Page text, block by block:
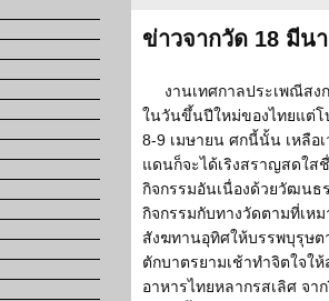
ข่าวจากวัด 18 มีน
งานเทศกาลประเพณีสง
ในวันขึ้นปีใหม่ของไทยแต่
8-9 เมษายน ศกนี้นั้น เหลือ
แดนก็จะได้เริงสราญสดใ
กิจกรรมอันเนื่องด้วยวัฒนธ
กิจกรรมกับทางวัดตามที่เห
สังฆทานอุทิศให้บรรพบุรุษ
ตักบาตรยามเช้าทำจิตใจใ
อาหารไทยหลากรสเลิศ จา